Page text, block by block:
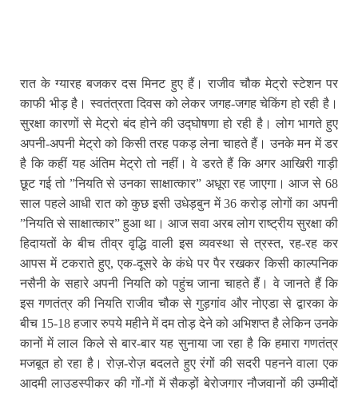
रात के ग्यारह बजकर दस मिनट हुए हैं। राजीव चौक मेट्रो स्टेशन पर
काफी भीड़ है। स्वतंत्रता दिवस को लेकर जगह-जगह चेकिंग हो रही है।
सुरक्षा कारणों से मेट्रो बंद होने की उद्घोषणा हो रही है। लोग भागते हुए
अपनी-अपनी मेट्रो को किसी तरह पकड़ लेना चाहते हैं। उनके मन में डर
है कि कहीं यह अंतिम मेट्रो तो नहीं। वे डरते हैं कि अगर आखिरी गाड़ी
छूट गई तो ”नियति से उनका साक्षात्‍कार” अधूरा रह जाएगा। आज से 68
साल पहले आधी रात को कुछ इसी उधेड़बुन में 36 करोड़ लोगों का अपनी
”नियति से साक्षात्‍कार” हुआ था। आज सवा अरब लोग राष्‍ट्रीय सुरक्षा की
हिदायतों के बीच तीव्र वृद्धि वाली इस व्यवस्था से त्रस्त, रह-रह कर
आपस में टकराते हुए, एक-दूसरे के कंधे पर पैर रखकर किसी काल्‍पनिक
नसैनी के सहारे अपनी नियति को पहुंच जाना चाहते हैं। वे जानते हैं कि
इस गणतंत्र की नियति राजीव चौक से गुड़गांव और नोएडा से द्वारका के
बीच 15-18 हजार रुपये महीने में दम तोड़ देने को अभिशप्‍त है लेकिन उनके
कानों में लाल किले से बार-बार यह सुनाया जा रहा है कि हमारा गणतंत्र
मजबूत हो रहा है। रोज़-रोज़ बदलते हुए रंगों की सदरी पहनने वाला एक
आदमी लाउडस्‍पीकर की गों-गों में सैकड़ों बेरोजगार नौजवानों की उम्मीदों